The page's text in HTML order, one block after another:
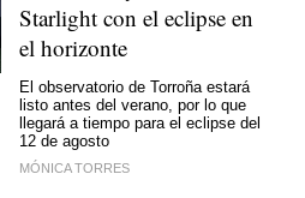
Starlight con el eclipse en
el horizonte
El observatorio de Torroña estará
listo antes del verano, por lo que
llegará a tiempo para el eclipse del
12 de agosto
MÓNICA TORRES